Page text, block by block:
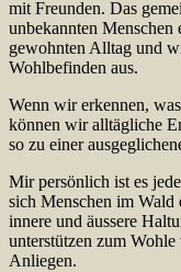
mit Freunden. Das
unbekannten Menschen
gewohnten Alltag und
Wohlbefinden aus.
Wenn wir erkennen,
können wir alltägliche
so zu einer
Mir persönlich ist es
sich Menschen im Wald
innere und äussere
unterstützen zum
Anliegen.